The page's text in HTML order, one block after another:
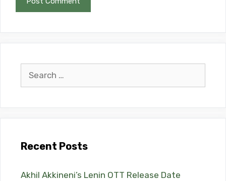
Recent Posts
Akhil Akkineni’s Lenin OTT Release Date